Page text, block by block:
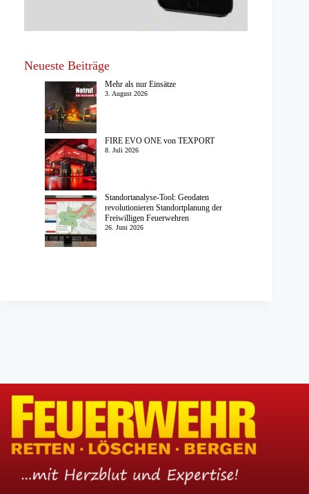
Neueste Beiträge
Mehr als nur Einsätze
3. August 2026
FIRE EVO ONE von TEXPORT
8. Juli 2026
Standortanalyse-Tool: Geodaten
revolutionieren Standortplanung der
Freiwilligen Feuerwehren
26. Juni 2026